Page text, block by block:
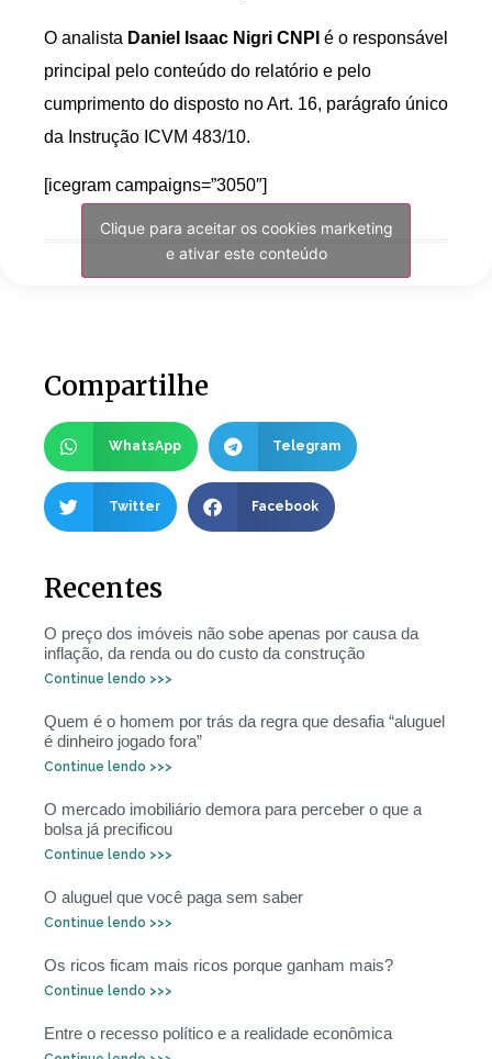
O analista Daniel Isaac Nigri CNPI é o responsável
principal pelo conteúdo do relatório e pelo
cumprimento do disposto no Art. 16, parágrafo único
da Instrução ICVM 483/10.
[icegram campaigns=”3050″]
Clique para aceitar os cookies marketing
e ativar este conteúdo
Compartilhe
WhatsApp Telegram
Twitter Facebook
Recentes
O preço dos imóveis não sobe apenas por causa da
inflação, da renda ou do custo da construção
Continue lendo >>>
Quem é o homem por trás da regra que desafia “aluguel
é dinheiro jogado fora”
Continue lendo >>>
O mercado imobiliário demora para perceber o que a
bolsa já precificou
Continue lendo >>>
O aluguel que você paga sem saber
Continue lendo >>>
Os ricos ficam mais ricos porque ganham mais?
Continue lendo >>>
Entre o recesso político e a realidade econômica